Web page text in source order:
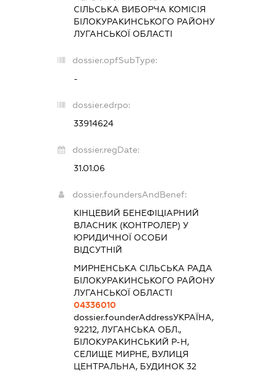
СІЛЬСЬКА ВИБОРЧА КОМІСІЯ
БІЛОКУРАКИНСЬКОГО РАЙОНУ
ЛУГАНСЬКОЇ ОБЛАСТІ
dossier.opfSubType:
-
dossier.edrpo:
33914624
dossier.regDate:
31.01.06
dossier.foundersAndBenef:
КІНЦЕВИЙ БЕНЕФІЦІАРНИЙ
ВЛАСНИК (КОНТРОЛЕР) У
ЮРИДИЧНОЇ ОСОБИ
ВІДСУТНІЙ
МИРНЕНСЬКА СІЛЬСЬКА РАДА
БІЛОКУРАКИНСЬКОГО РАЙОНУ
ЛУГАНСЬКОЇ ОБЛАСТІ
04336010
dossier.founderAddressУКРАЇНА,
92212, ЛУГАНСЬКА ОБЛ.,
БІЛОКУРАКИНСЬКИЙ Р-Н,
СЕЛИЩЕ МИРНЕ, ВУЛИЦЯ
ЦЕНТРАЛЬНА, БУДИНОК 32